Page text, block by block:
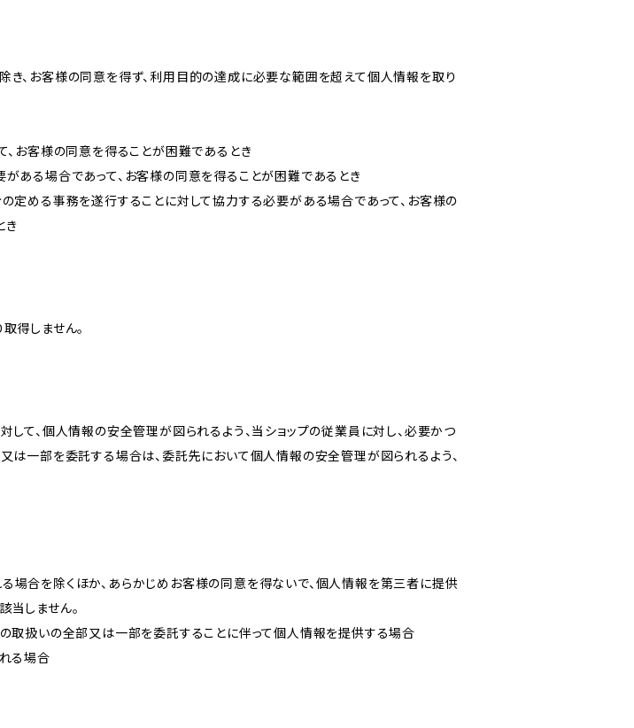
、お客様の同意を得ず、利用目的の達成に必要な範囲を超えて個人情報を取り
、お客様の同意を得ることが困難であるとき
ある場合であって、お客様の同意を得ることが困難であるとき
定める事務を遂行することに対して協力する必要がある場合であって、お客様の
き
得しません。
して、個人情報の安全管理が図られるよう、当ショップの従業員に対し、必要かつ
は一部を委託する場合は、委託先において個人情報の安全管理が図られるよう、
場合を除くほか、あらかじめお客様の同意を得ないで、個人情報を第三者に提供
当しません。
取扱いの全部又は一部を委託することに伴って個人情報を提供する場合
る場合